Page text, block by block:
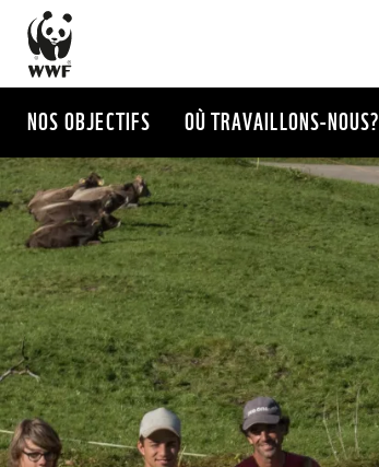
Aller
contenu
principal
NOS OBJECTIFS OÙ TRAVAILLONS-NOUS?